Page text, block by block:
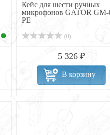
Кейс для шести ручных
микрофонов GATOR GM-
PE
(0)
5 326 ₽
В корзину